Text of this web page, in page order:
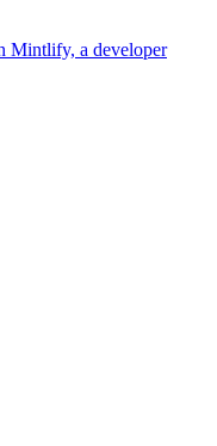
Mintlify, a developer